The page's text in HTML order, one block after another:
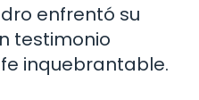
enfrentó su
testimonio
inquebrantable.